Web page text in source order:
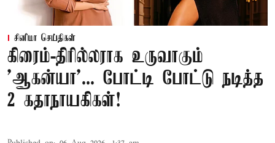
சினிமா செய்திகள்
கிரைம்-திரில்லராக உருவாகும்
'ஆகன்யா'... போட்டி போட்டு நடித்த
2 கதாநாயகிகள்!